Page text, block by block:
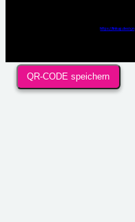
https://linkup.design
QR-CODE speichern